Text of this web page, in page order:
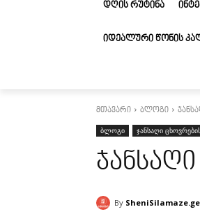
ᲓᲦᲘᲡ ᲠᲣᲢᲘᲜᲐ
ᲘᲓᲔᲐᲚᲣᲠᲘ ᲬᲝᲜᲘᲡ
მთავარი ბლოგი
ბლოგი ჯანსაღი
By SheniSilamaze.ge